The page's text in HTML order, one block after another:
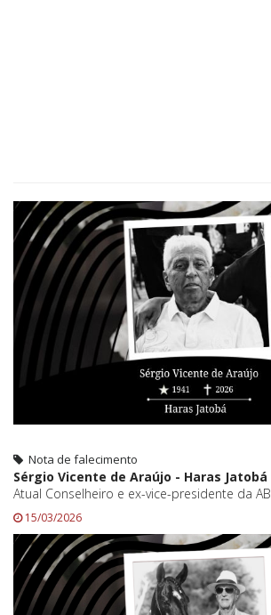
Nota de falecimento
Sérgio Vicente de Araújo - Haras Jatobá
Atual Conselheiro e ex-vice-presidente da
15/03/2026